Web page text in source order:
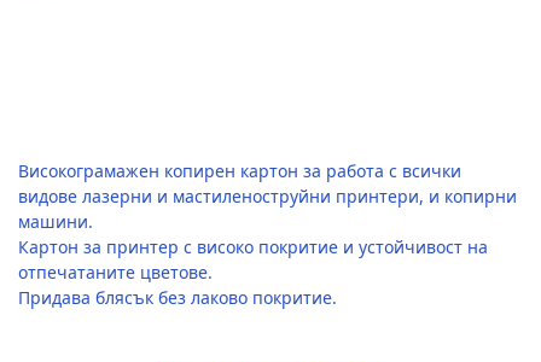
Високограмажен копирен картон за работа с всички
видове лазерни и мастиленоструйни принтери, и копирни
машини.
Картон за принтер с високо покритие и устойчивост на
отпечатаните цветове.
Придава блясък без лаково покритие.